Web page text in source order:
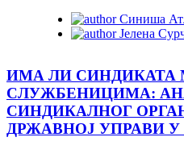
Синиша
Јелена
ИМА ЛИ
СЛУЖБЕНИЦИМА:
СИНДИКАЛНОГ
ДРЖАВНОЈ УПРАВИ У